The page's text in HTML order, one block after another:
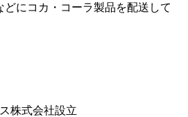
どにコカ・コーラ製品を配送して
株式会社設立